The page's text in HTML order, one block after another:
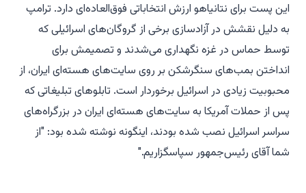
این پست برای نتانیاهو ارزش انتخاباتی فوق‌العاده‌ای دارد. ترامپ
به دلیل نقشش در آزادسازی برخی از گروگان‌های اسرائیلی که
توسط حماس در غزه نگهداری می‌شدند و تصمیمش برای
انداختن بمب‌های سنگرشکن بر روی سایت‌های هسته‌ای ایران، از
محبوبیت زیادی در اسرائیل برخوردار است. تابلوهای تبلیغاتی که
پس از حملات آمریکا به سایت‌های هسته‌ای ایران در بزرگراه‌های
سراسر اسرائیل نصب شده بودند، اینگونه نوشته شده بود: "از
شما آقای رئیس‌جمهور سپاسگزاریم."